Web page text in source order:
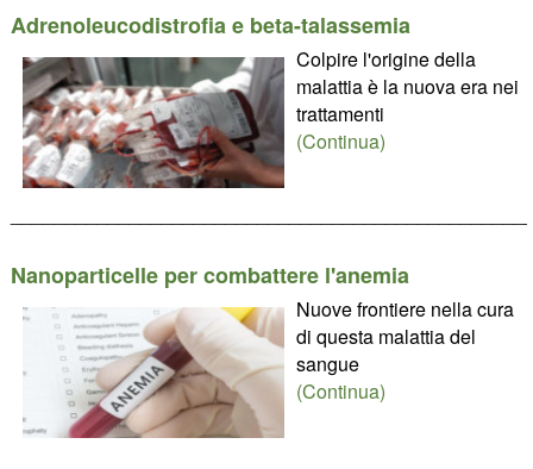
Adrenoleucodistrofia e beta-talassemia
Colpire l'origine della
malattia è la nuova era nei
trattamenti
(Continua)
Nanoparticelle per combattere l'anemia
Nuove frontiere nella cura
di questa malattia del
sangue
(Continua)